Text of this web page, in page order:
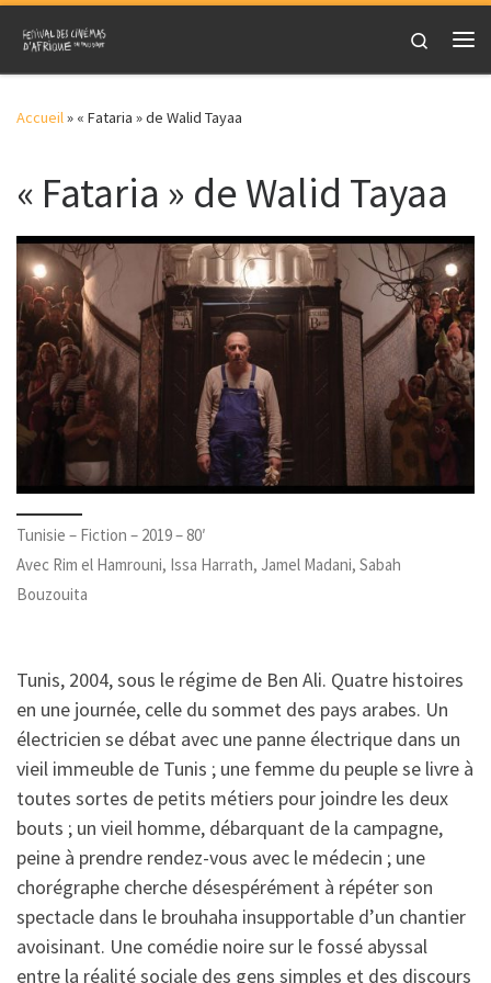
Skip to content
Search
Accueil» « Fataria » de Walid Tayaa
« Fataria » de Walid Tayaa
Tunisie – Fiction – 2019 – 80′
Avec Rim el Hamrouni, Issa Harrath, Jamel Madani, Sabah
Bouzouita
Tunis, 2004, sous le régime de Ben Ali. Quatre histoires
en une journée, celle du sommet des pays arabes. Un
électricien se débat avec une panne électrique dans un
vieil immeuble de Tunis ; une femme du peuple se livre à
toutes sortes de petits métiers pour joindre les deux
bouts ; un vieil homme, débarquant de la campagne,
peine à prendre rendez-vous avec le médecin ; une
chorégraphe cherche désespérément à répéter son
spectacle dans le brouhaha insupportable d’un chantier
avoisinant. Une comédie noire sur le fossé abyssal
entre la réalité sociale des gens simples et des discours